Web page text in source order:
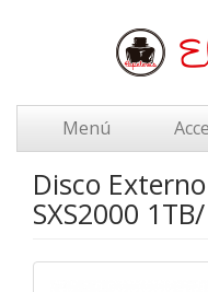
Menú
Disco
SXS2000